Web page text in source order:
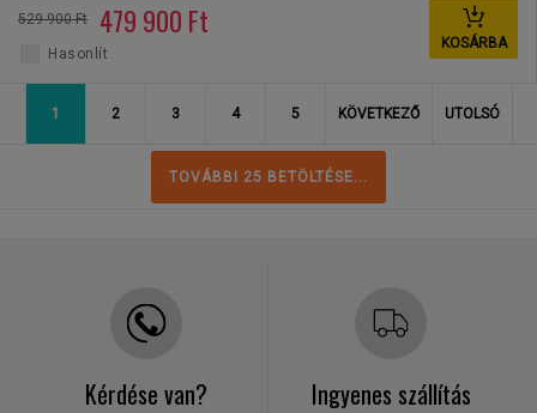
529 900 Ft 479 900 Ft
KOSÁRBA
Hasonlít
1 2 3 4 5 KÖVETKEZŐ UTOLSÓ
TOVÁBBI 25 BETÖLTÉSE...
Kérdése van? Ingyenes szállítás